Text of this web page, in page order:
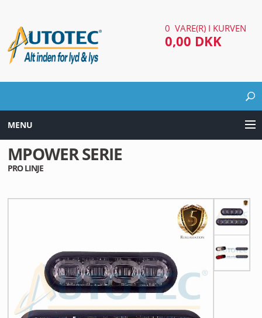
0 VARE(R) I KURVEN
0,00 DKK
MENU
LYD & LYS UDSTYR
ANDET UDSTYR
RESTSALG
MPOWER SERIE
PRO LINJE